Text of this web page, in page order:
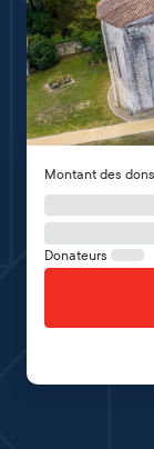
Montant des dons
Donateurs